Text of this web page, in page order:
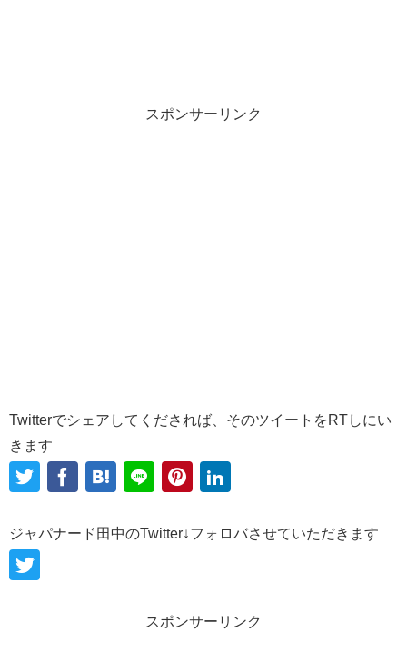
スポンサーリンク
Twitterでシェアしてくだされば、そのツイートをRTしにい
きます
ジャパナード田中のTwitter↓フォロバさせていただきます
スポンサーリンク